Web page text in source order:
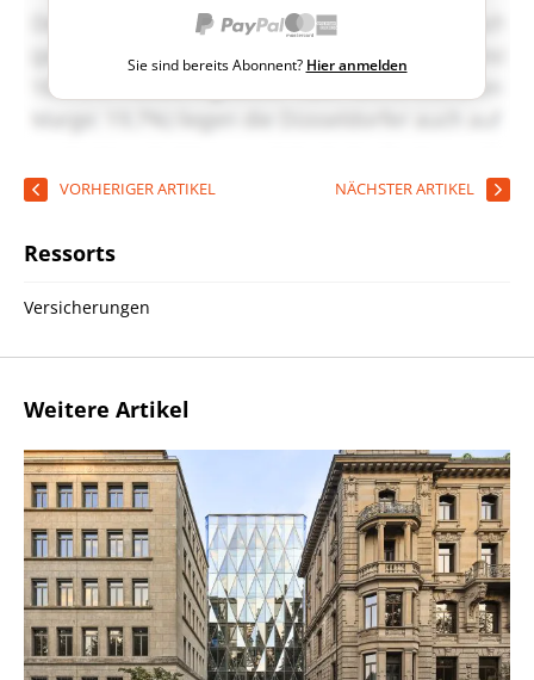
Sie sind bereits Abonnent? Hier anmelden
VORHERIGER ARTIKEL NÄCHSTER ARTIKEL
Ressorts
Versicherungen
Weitere Artikel